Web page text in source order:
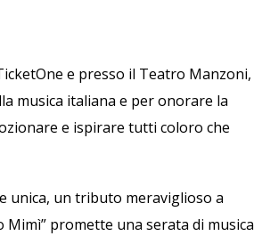
e presso il Teatro Manzoni,
musica italiana e per onorare la
e ispirare tutti coloro che
unica, un tributo meraviglioso a
Mimì” promette una serata di musica